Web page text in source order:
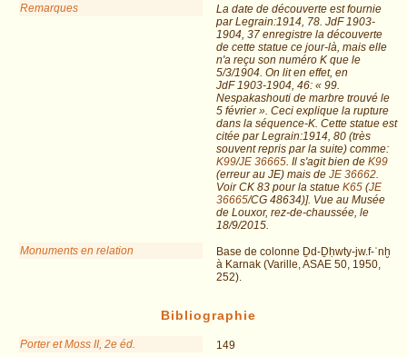
Remarques
La date de découverte est fournie
par Legrain:1914, 78. JdF 1903-
1904, 37 enregistre la découverte
de cette statue ce jour-là, mais elle
n'a reçu son numéro K que le
5/3/1904. On lit en effet, en
JdF 1903-1904, 46: « 99.
Nespakashouti de marbre trouvé le
5 février ». Ceci explique la rupture
dans la séquence-K. Cette statue est
citée par Legrain:1914, 80 (très
souvent repris par la suite) comme:
K99/JE 36665 . Il s'agit bien de K99
(erreur au JE) mais de JE 36662
Voir CK 83 pour la statue K65 (JE
36665/CG 48634)]. Vue au Musée
de Louxor, rez-de-chaussée, le
18/9/2015.
Monuments en relation
Base de colonne Ḏd-Ḏḥwty-jw.f-ʿnḫ
à Karnak (Varille, ASAE 50, 1950,
252).
Bibliographie
Porter et Moss II, 2e éd. 149